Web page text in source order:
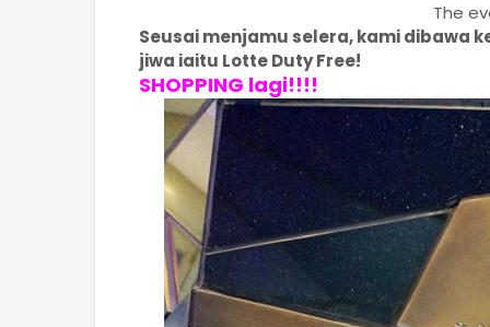
The
Seusai menjamu selera, kami dibawa
jiwa iaitu Lotte Duty Free!
SHOPPING lagi!!!!